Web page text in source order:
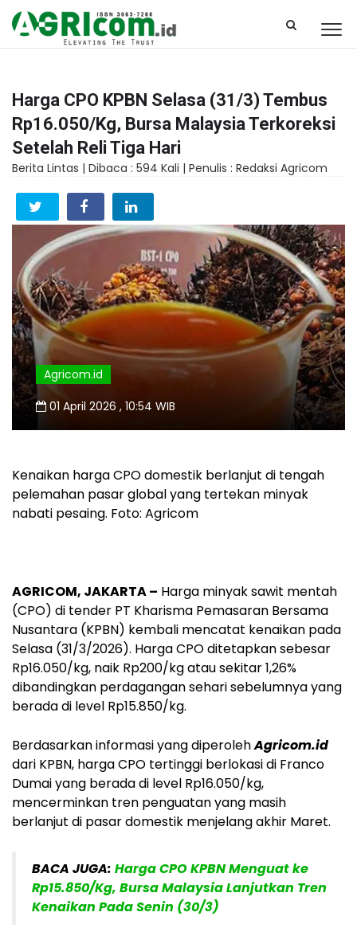
Harga CPO KPBN Selasa (31/3) Tembus
Rp16.050/Kg, Bursa Malaysia Terkoreksi
Setelah Reli Tiga Hari
Berita Lintas | Dibaca : 594 Kali | Penulis : Redaksi Agricom
Agricom.id
01 April 2026 , 10:54 WIB
Kenaikan harga CPO domestik berlanjut di tengah
pelemahan pasar global yang tertekan minyak
nabati pesaing. Foto: Agricom
AGRICOM, JAKARTA – Harga minyak sawit mentah
(CPO) di tender PT Kharisma Pemasaran Bersama
Nusantara (KPBN) kembali mencatat kenaikan pada
Selasa (31/3/2026). Harga CPO ditetapkan sebesar
Rp16.050/kg, naik Rp200/kg atau sekitar 1,26%
dibandingkan perdagangan sehari sebelumnya yang
berada di level Rp15.850/kg.
Berdasarkan informasi yang diperolehAgricom.id
dari KPBN, harga CPO tertinggi berlokasi di Franco
Dumai yang berada di level Rp16.050/kg,
mencerminkan tren penguatan yang masih
berlanjut di pasar domestik menjelang akhir Maret.
BACA JUGA: Harga CPO KPBN Menguat ke
Rp15.850/Kg, Bursa Malaysia Lanjutkan Tren
Kenaikan Pada Senin (30/3)